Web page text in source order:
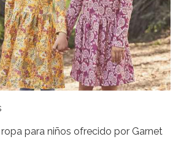
para niños ofrecido por Garnet